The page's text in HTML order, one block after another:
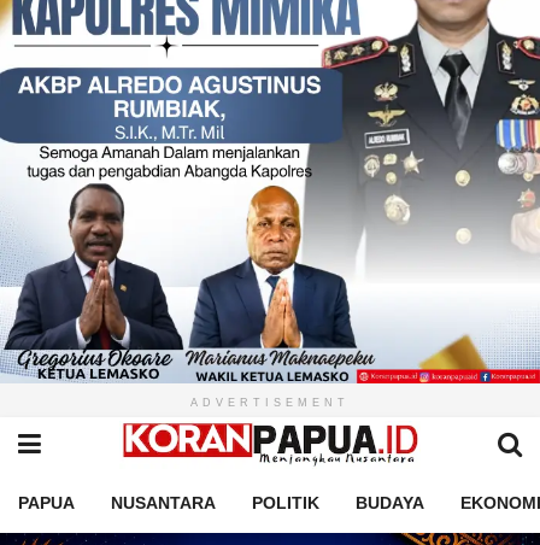
ADVERTISEMENT
PAPUA NUSANTARA POLITIK BUDAYA EKONOMI